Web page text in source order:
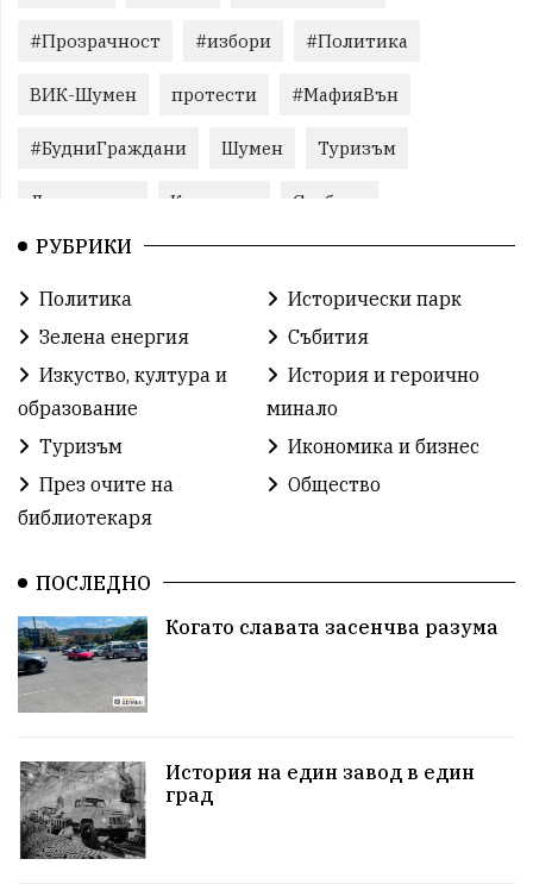
#Прозрачност #избори #Политика
ВИК-Шумен протести #МафияВън
#БудниГраждани Шумен Туризъм
Литература Корупция Свобода
Справедливост
Събития Здраве Безводие
#СилаНаНарода контрапротести
#България
ИсторическиПарк
100НационалниОбекта Пещера „Бисерна"
АкваЯнтра
КуюмджийскаЧаршия ИсторииЗаШумен
СъбитияКрайШумен
РУБРИКИ
Политика
Исторически парк
Зелена енергия
Събития
Изкуство, култура и
образование
История и героично
минало
Туризъм
Икономика и бизнес
През очите на
библиотекаря
Общество
ПОСЛЕДНО
Когато славата засенчва разума
История на един завод в един
град